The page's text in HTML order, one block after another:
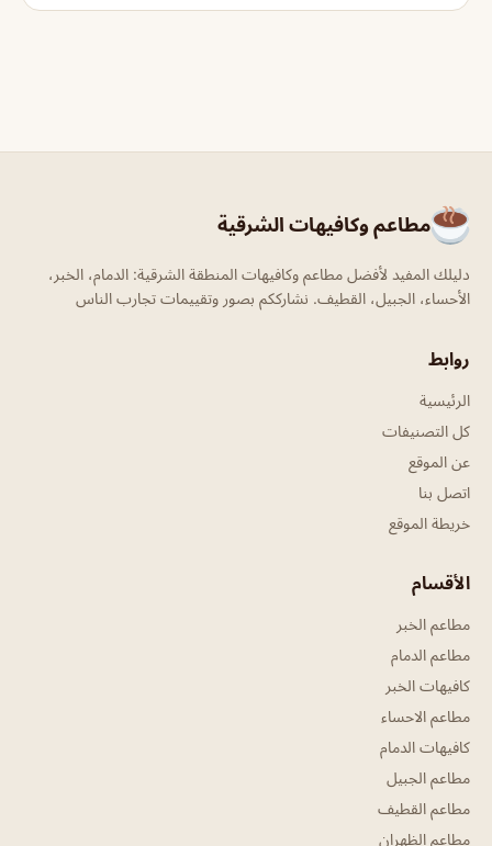
مطاعم وكافيهات الشرقية
دليلك المفيد لأفضل مطاعم وكافيهات المنطقة الشرقية: الدمام، الخبر،
الأحساء، الجبيل، القطيف. نشارككم بصور وتقييمات تجارب الناس
روابط
الرئيسية
كل التصنيفات
عن الموقع
اتصل بنا
خريطة الموقع
الأقسام
مطاعم الخبر
مطاعم الدمام
كافيهات الخبر
مطاعم الاحساء
كافيهات الدمام
مطاعم الجبيل
مطاعم القطيف
مطاعم الظهران